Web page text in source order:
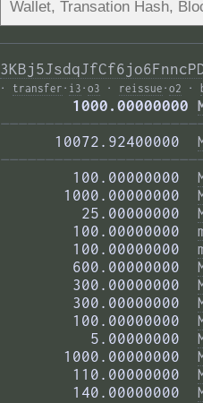
· transfer · i3 · o3 · reissue · o2 ·
        1000.00000000
      10072.92400000
        100.00000000
       1000.00000000
         25.00000000
        100.00000000
        100.00000000
        600.00000000
        300.00000000
        300.00000000
        100.00000000
          5.00000000
       1000.00000000
        110.00000000
        140.00000000